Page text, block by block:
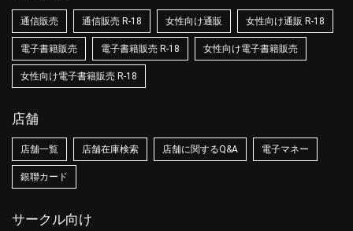
通信販売 通信販売 R-18 女性向け通販 女性向け通販 R-18
電子書籍販売 電子書籍販売 R-18 女性向け電子書籍販売
女性向け電子書籍販売 R-18
店舗
店舗一覧 店舗在庫検索 店舗に関するQ&A 電子マネー
銀聯カード
サークル向け